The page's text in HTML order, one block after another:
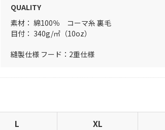
QUALITY
素材： 綿100％ コーマ糸 裏毛
目付： 340g/㎡（10oz）
縫製仕様 フード：2重仕様
L XL